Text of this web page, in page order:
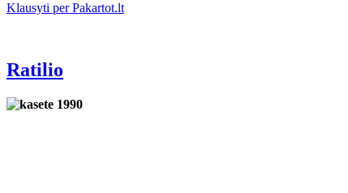
Klausyti per Pakartot.lt
Ratilio